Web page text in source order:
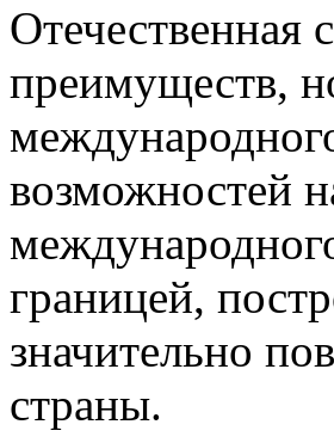
Отечественная
преимуществ,
возможностей
границей,
значительно
страны.